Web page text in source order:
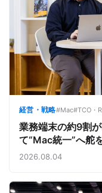
経営・戦略#Mac#TCO・
業務端末の約9割
て“Mac統一”へ舵
note株式会社①】
2026.08.04